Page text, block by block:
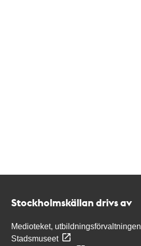
Stockholmskällan drivs av
Medioteket, utbildningsförvaltningen
Stadsmuseet